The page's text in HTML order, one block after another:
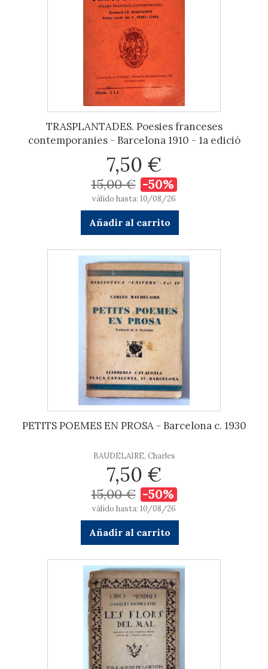
TRASPLANTADES. Poesies franceses
contemporanies - Barcelona 1910 - 1a edició
7,50 €
15,00 € -50%
válido hasta: 10/08/26
Añadir al carrito
PETITS POEMES EN PROSA - Barcelona c. 1930
BAUDELAIRE, Charles
7,50 €
15,00 € -50%
válido hasta: 10/08/26
Añadir al carrito